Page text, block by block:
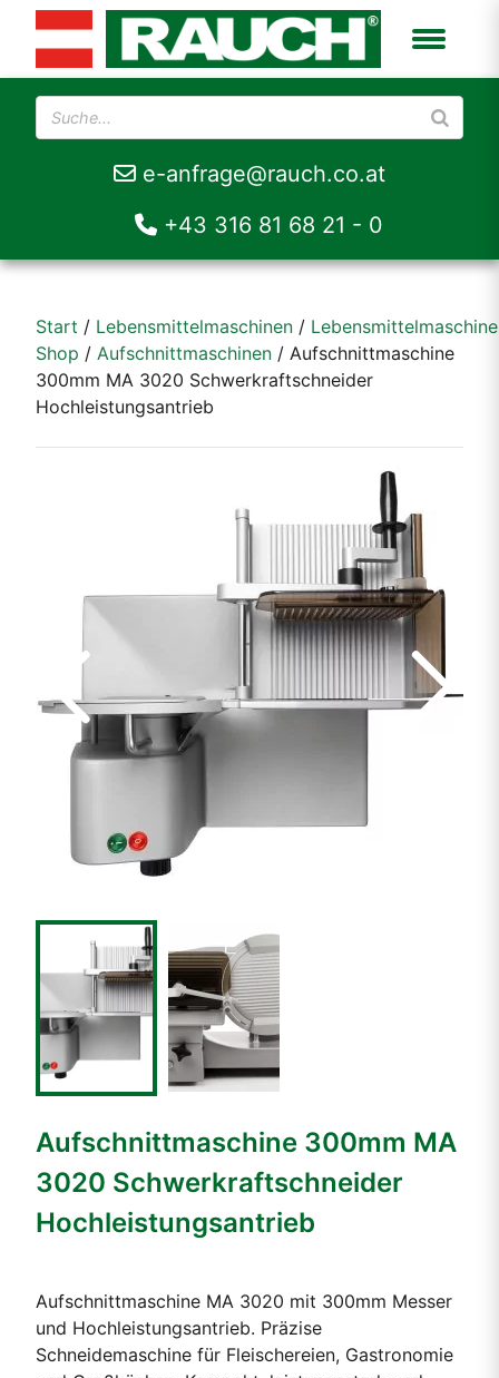
e-anfrage@rauch.co.at
+43 316 81 68 21 - 0
Start / Lebensmittelmaschinen /
Shop / Aufschnittmaschinen / Aufschnittmaschine
300mm MA 3020 Schwerkraftschneider
Hochleistungsantrieb
Aufschnittmaschine 300mm MA
3020 Schwerkraftschneider
Hochleistungsantrieb
Aufschnittmaschine MA 3020 mit 300mm Messer
und Hochleistungsantrieb. Präzise
Schneidemaschine für Fleischereien, Gastronomie